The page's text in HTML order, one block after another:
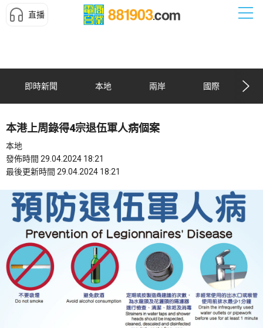
直播
即時新聞 本地 兩岸 國際
本港上周錄得4宗退伍軍人病個案
本地
發佈時間 29.04.2024 18:21
最後更新時間 29.04.2024 18:21